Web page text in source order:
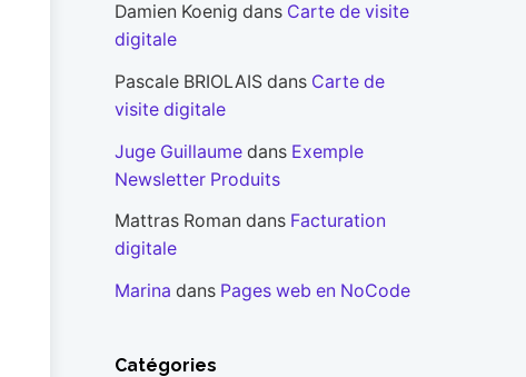
Damien Koenig dans Carte de visite
digitale
Pascale BRIOLAISdans Carte de
visite digitale
Juge Guillaumedans Exemple
Newsletter Produits
Mattras Roman dans Facturation
digitale
Marina dans Pages web en NoCode
Catégories